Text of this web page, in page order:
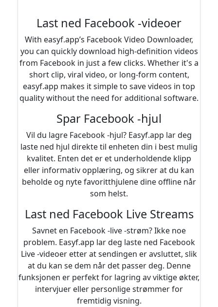
Last ned Facebook -videoer
With easyf.app’s Facebook Video Downloader,
you can quickly download high-definition videos
from Facebook in just a few clicks. Whether it's a
short clip, viral video, or long-form content,
easyf.app makes it simple to save videos in top
quality without the need for additional software.
Spar Facebook -hjul
Vil du lagre Facebook -hjul? Easyf.app lar deg
laste ned hjul direkte til enheten din i best mulig
kvalitet. Enten det er et underholdende klipp
eller informativ opplæring, og sikrer at du kan
beholde og nyte favoritthjulene dine offline når
som helst.
Last ned Facebook Live Streams
Savnet en Facebook -live -strøm? Ikke noe
problem. Easyf.app lar deg laste ned Facebook
Live -videoer etter at sendingen er avsluttet, slik
at du kan se dem når det passer deg. Denne
funksjonen er perfekt for lagring av viktige økter,
intervjuer eller personlige strømmer for
fremtidig visning.